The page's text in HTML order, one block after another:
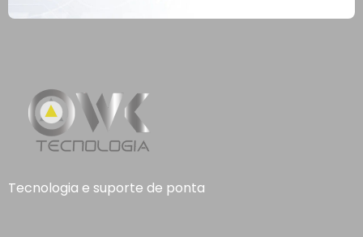
Tecnologia e suporte de ponta